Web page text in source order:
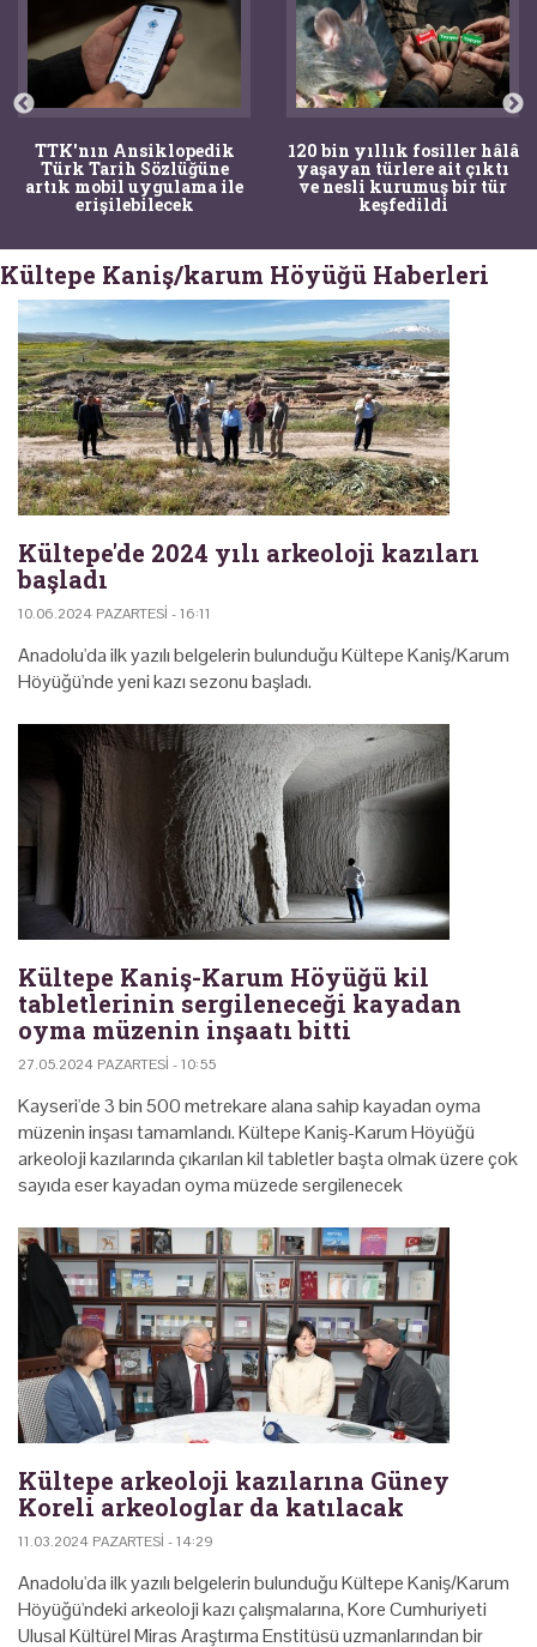
TTK'nın Ansiklopedik
Türk Tarih Sözlüğüne
artık mobil uygulama ile
erişilebilecek
120 bin yıllık fosiller hâlâ
yaşayan türlere ait çıktı
ve nesli kurumuş bir tür
keşfedildi
Kültepe Kaniş/karum Höyüğü Haberleri
Kültepe'de 2024 yılı arkeoloji kazıları
başladı
10.06.2024 PAZARTESI - 16:11
Anadolu'da ilk yazılı belgelerin bulunduğu Kültepe Kaniş/Karum
Höyüğü'nde yeni kazı sezonu başladı.
Kültepe Kaniş-Karum Höyüğü kil
tabletlerinin sergileneceği kayadan
oyma müzenin inşaatı bitti
27.05.2024 PAZARTESI - 10:55
Kayseri'de 3 bin 500 metrekare alana sahip kayadan oyma
müzenin inşası tamamlandı. Kültepe Kaniş-Karum Höyüğü
arkeoloji kazılarında çıkarılan kil tabletler başta olmak üzere çok
sayıda eser kayadan oyma müzede sergilenecek
Kültepe arkeoloji kazılarına Güney
Koreli arkeologlar da katılacak
11.03.2024 PAZARTESI - 14:29
Anadolu'da ilk yazılı belgelerin bulunduğu Kültepe Kaniş/Karum
Höyüğü'ndeki arkeoloji kazı çalışmalarına, Kore Cumhuriyeti
Ulusal Kültürel Miras Araştırma Enstitüsü uzmanlarından bir